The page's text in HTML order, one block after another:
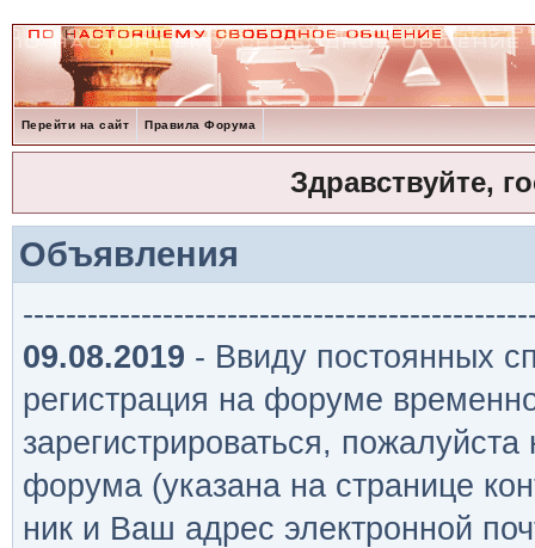
Перейти на сайт Правила Форума
Здравствуйте,
Объявления
09.08.2019 - Ввиду постоянных
регистрация на форуме
зарегистрироваться,
форума (указана на странице
ник и Ваш адрес электронной